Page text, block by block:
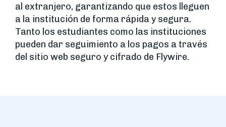
al extranjero, garantizando que estos lleguen
a la institución de forma rápida y segura.
Tanto los estudiantes como las instituciones
pueden dar seguimiento a los pagos a través
del sitio web seguro y cifrado de Flywire.